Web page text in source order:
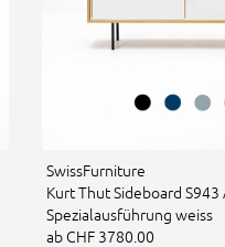
SwissFurniture
Kurt Thut Sideboard S943
Spezialausführung weiss
ab CHF 3780.00